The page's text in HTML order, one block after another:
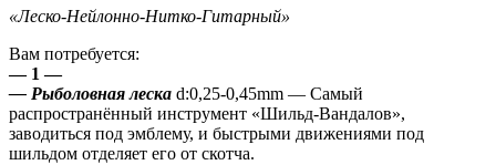
«Леско-Нейлонно-Нитко-Гитарный»
Вам потребуется:
— 1 —
— Рыболовная леска d:0,25-0,45mm — Самый
распространённый инструмент «Шильд-Вандалов»,
заводиться под эмблему, и быстрыми движениями под
шильдом отделяет его от скотча.